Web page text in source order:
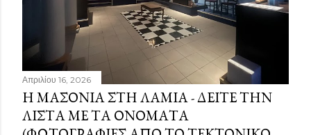
Απριλίου 16, 2026
Η ΜΑΣΟΝΊΑ ΣΤΗ ΛΑΜΊΑ - ΔΕΊΤΕ ΤΗΝ
ΛΊΣΤΑ ΜΕ ΤΑ ΟΝΌΜΑΤΑ